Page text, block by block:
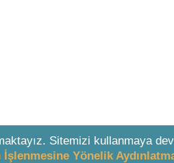
Sitemizi kullanmaya
Yönelik